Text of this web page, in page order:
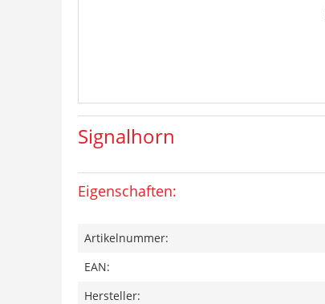
Signalhorn
Eigenschaften:
Artikelnummer:
EAN:
Hersteller: